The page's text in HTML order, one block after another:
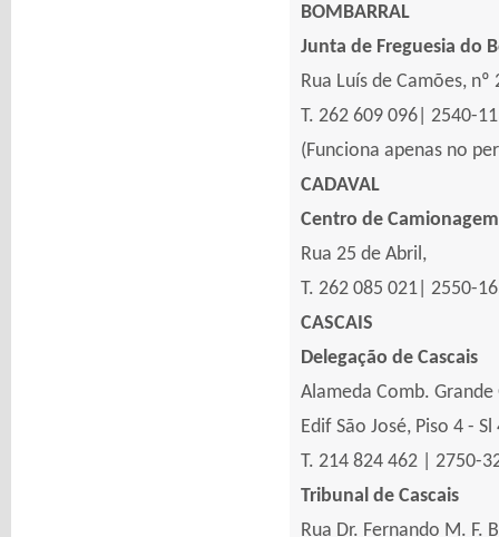
BOMBARRAL
Junta de Freguesia do
Rua Luís de Camões, nº
T. 262 609 096| 2540-
(Funciona apenas no
CADAVAL
Centro de Camionagem
Rua 25 de Abril,
T. 262 085 021| 2550-
CASCAIS
Delegação de Cascais
Alameda Comb. Grande
Edif São José, Piso 4 - Sl
T. 214 824 462 | 2750-
Tribunal de Cascais
Rua Dr. Fernando M. F.